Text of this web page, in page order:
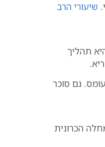
שיעורי הרב
תהליך
גם סוכר
הכרונית